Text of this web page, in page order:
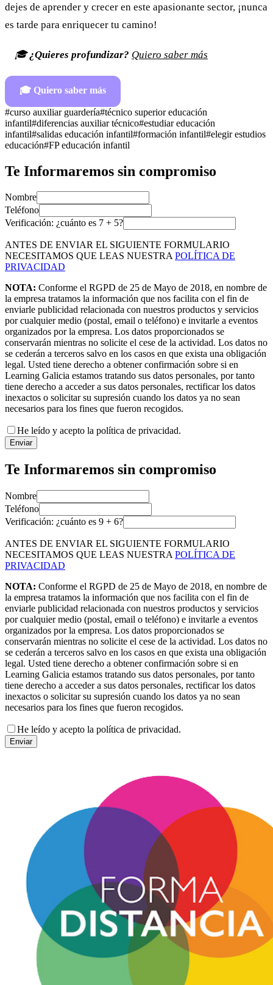
dejes de aprender y crecer en este apasionante sector, ¡nunca
es tarde para enriquecer tu camino!
🎓¿Quieres profundizar? Quiero saber más
🎓 Quiero saber más
#curso auxiliar guardería#técnico superior educación
infantil#diferencias auxiliar técnico#estudiar educación
infantil#salidas educación infantil#formación infantil#elegir estudios
educación#FP educación infantil
Te Informaremos sin compromiso
Nombre
Teléfono
Verificación: ¿cuánto es 7 + 5?
ANTES DE ENVIAR EL SIGUIENTE FORMULARIO
NECESITAMOS QUE LEAS NUESTRA POLÍTICA DE
PRIVACIDAD
NOTA: Conforme el RGPD de 25 de Mayo de 2018, en nombre de
la empresa tratamos la información que nos facilita con el fin de
enviarle publicidad relacionada con nuestros productos y servicios
por cualquier medio (postal, email o teléfono) e invitarle a eventos
organizados por la empresa. Los datos proporcionados se
conservarán mientras no solicite el cese de la actividad. Los datos no
se cederán a terceros salvo en los casos en que exista una obligación
legal. Usted tiene derecho a obtener confirmación sobre si en
Learning Galicia estamos tratando sus datos personales, por tanto
tiene derecho a acceder a sus datos personales, rectificar los datos
inexactos o solicitar su supresión cuando los datos ya no sean
necesarios para los fines que fueron recogidos.
He leído y acepto la política de privacidad.
Enviar
Te Informaremos sin compromiso
Nombre
Teléfono
Verificación: ¿cuánto es 9 + 6?
ANTES DE ENVIAR EL SIGUIENTE FORMULARIO
NECESITAMOS QUE LEAS NUESTRA POLÍTICA DE
PRIVACIDAD
NOTA: Conforme el RGPD de 25 de Mayo de 2018, en nombre de
la empresa tratamos la información que nos facilita con el fin de
enviarle publicidad relacionada con nuestros productos y servicios
por cualquier medio (postal, email o teléfono) e invitarle a eventos
organizados por la empresa. Los datos proporcionados se
conservarán mientras no solicite el cese de la actividad. Los datos no
se cederán a terceros salvo en los casos en que exista una obligación
legal. Usted tiene derecho a obtener confirmación sobre si en
Learning Galicia estamos tratando sus datos personales, por tanto
tiene derecho a acceder a sus datos personales, rectificar los datos
inexactos o solicitar su supresión cuando los datos ya no sean
necesarios para los fines que fueron recogidos.
He leído y acepto la política de privacidad.
Enviar